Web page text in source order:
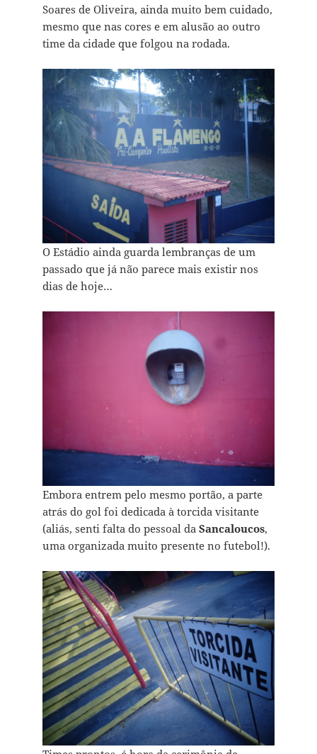
Soares de Oliveira, ainda muito bem cuidado,
mesmo que nas cores e em alusão ao outro
time da cidade que folgou na rodada.
O Estádio ainda guarda lembranças de um
passado que já não parece mais existir nos
dias de hoje…
Embora entrem pelo mesmo portão, a parte
atrás do gol foi dedicada à torcida visitante
(aliás, senti falta do pessoal da Sancaloucos,
uma organizada muito presente no futebol!).